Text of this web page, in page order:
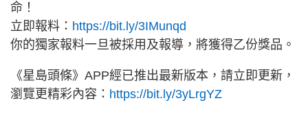
命！
立即報料： https://bit.ly/3IMunqd
你的獨家報料一旦被採用及報導，將獲得乙份獎品。
《星島頭條》APP經已推出最新版本，請立即更新，
瀏覽更精彩內容： https://bit.ly/3yLrgYZ